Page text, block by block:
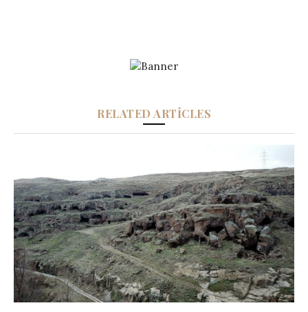
RELATED ARTICLES